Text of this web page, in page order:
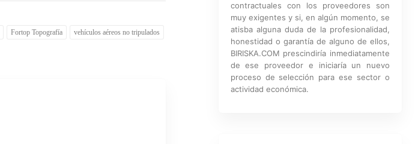
Fortop Topografía vehículos aéreos no tripulados
contractuales con los proveedores son
muy exigentes y si, en algún momento, se
atisba alguna duda de la profesionalidad,
honestidad o garantía de alguno de ellos,
BIRISKA.COM prescindiría inmediatamente
de ese proveedor e iniciaría un nuevo
proceso de selección para ese sector o
actividad económica.